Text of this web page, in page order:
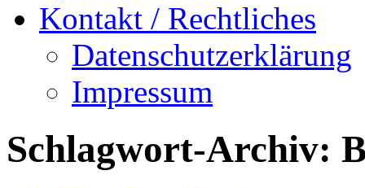
Kontakt / Rechtliches
Datenschutzerklärung
Impressum
Schlagwort-Archiv: